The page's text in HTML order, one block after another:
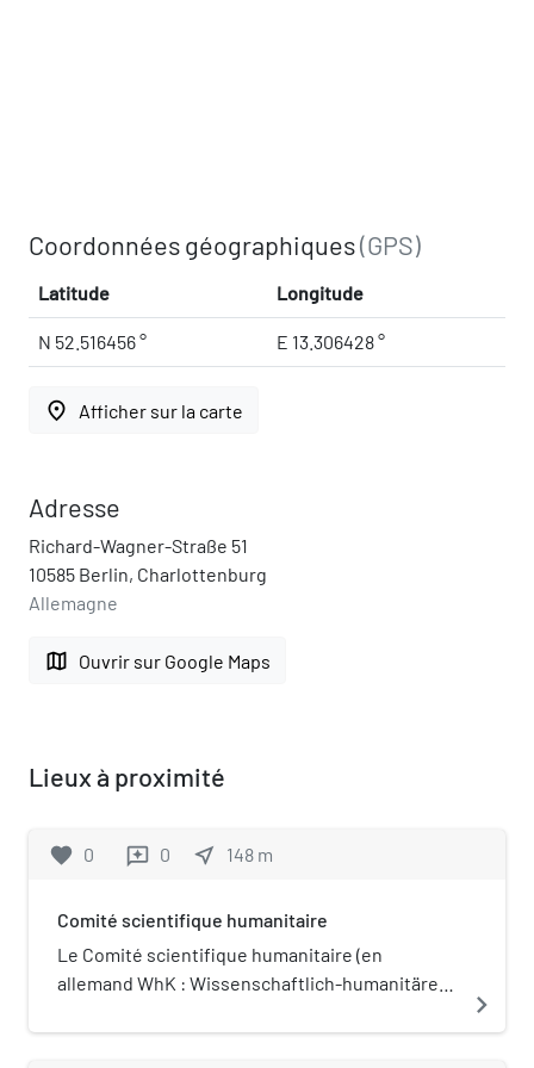
Coordonnées géographiques(GPS)
Latitude Longitude
N 52.516456 ° E 13.306428 °
place Afficher sur la carte
Adresse
Richard-Wagner-Straße 51
10585 Berlin, Charlottenburg
Allemagne
map Ouvrir sur Google Maps
Lieux à proximité
favorite 0 reviews 0 near_me 148 m
Comité scientifique humanitaire
Le Comité scientifique humanitaire (en
allemand WhK : Wissenschaftlich-humanitäre
la toute première organisation de défense des
navigate_next